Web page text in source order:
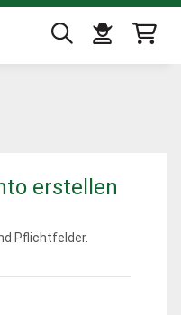
erstellen
Pflichtfelder.